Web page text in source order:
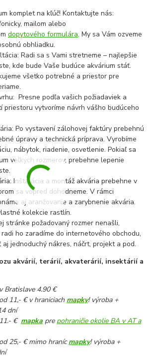
komplet na kľúč! Kontaktujte nás:
mailom alebo
dopytového formulára. My sa Vám ozveme
obhliadku.
Radi sa s Vami stretneme – najlepšie
kde bude Vaše budúce akvárium stáť.
všetko potrebné a priestor pre
Presne podľa vašich požiadaviek a
priestoru vytvoríme návrh vášho budúceho
Po vystavení zálohovej faktúry prebehnú
úpravy a technická príprava. Vyrobíme
nábytok, riadenie, osvetlenie. Pokiaľ sa
veľkých rozmerov, prebehne lepenie
Inštalácia a montáž akvária prebehne v
sa vopred dohodneme. V rámci
aj aranžovanie a zarybnenie akvária.
kolekcie rastlín.
stránke požadovaný rozmer nenašli,
ho zaradíme do internetového obchodu,
aj jednoduchý nákres, náčrt, projekt a pod.
akvárií, terárií, akvaterárií, insektárií a
Bratislave 4.90 €
11,- € v hraniciach mapky! výroba +
dní
€ mapka pre pohraničie okolie BA v AT a
25,- € mimo hranícmapky! výroba +